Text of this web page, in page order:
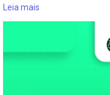
Leia mais